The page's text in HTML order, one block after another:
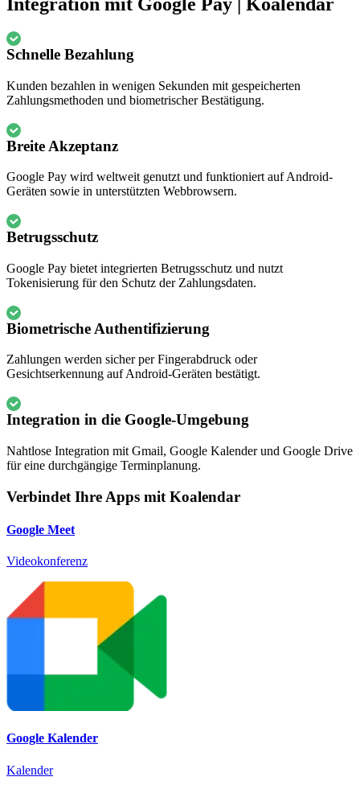
Integration mit Google Pay | Koalendar
Schnelle Bezahlung
Kunden bezahlen in wenigen Sekunden mit gespeicherten
Zahlungsmethoden und biometrischer Bestätigung.
Breite Akzeptanz
Google Pay wird weltweit genutzt und funktioniert auf Android-
Geräten sowie in unterstützten Webbrowsern.
Betrugsschutz
Google Pay bietet integrierten Betrugsschutz und nutzt
Tokenisierung für den Schutz der Zahlungsdaten.
Biometrische Authentifizierung
Zahlungen werden sicher per Fingerabdruck oder
Gesichtserkennung auf Android-Geräten bestätigt.
Integration in die Google-Umgebung
Nahtlose Integration mit Gmail, Google Kalender und Google Drive
für eine durchgängige Terminplanung.
Verbindet Ihre Apps mit Koalendar
Google Meet
Videokonferenz
Google Kalender
Kalender